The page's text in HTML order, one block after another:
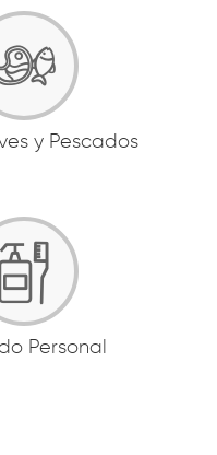
y Pescados
Personal